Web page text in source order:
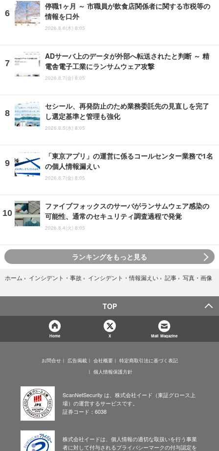
停職1ヶ月 ～ 市職員が飲食店関係者に関する市税等の
情報を口外
2026.8.6(木) 8:05
ADサーバ上のデータが外部へ転送されたと判断 ～ 精
電舎電子工業にランサムウェア攻撃
2026.8.7(金) 8:05
セシール、再発防止のため業務委託先の見直しを完了
し選定基準と管理も強化
2026.8.5(水) 8:05
「東京アプリ」の運営に係るコールセンター業務で1名
の個人情報漏えい
2026.8.7(金) 8:05
ファイブフォックスのサーバがランサムウェア感染の
可能性、通常のセキュリティ調査過程で発覚
2026.8.4(火) 8:05
ランキングをもっと見る
ホーム › インシデント・事故 › インシデント・情報漏えい › 記事 › 写真・画像
TOP
Home X Mail Magazine
お問合せ 広告掲載 会社概要
特定商取引法に基づく表記
個人情報保護方針
ScanNetSecurity は、株式会社イード（東証グロース上
場）の運営するサービスです。
証券コード：6038
株式会社イードは、個人情報の適切な取扱いを行う事業
者に対して付与されるプライバシーマークの付与認定を